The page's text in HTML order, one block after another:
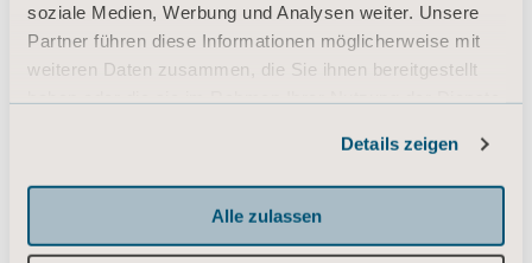
soziale Medien, Werbung und Analysen weiter. Unsere
Partner führen diese Informationen möglicherweise mit
weiteren Daten zusammen, die Sie ihnen bereitgestellt
Details zeigen
Alle zulassen
Dienstleistungen & Lösungen
Wissen
Investoren
Presse